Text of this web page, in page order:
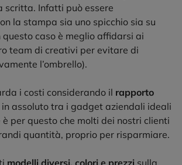
scritta. Infatti può essere
la stampa sia uno spicchio sia su
caso è meglio affidarsi ai
team di creativi per evitare di
l’ombrello).
i costi considerando il rapporto
in assoluto tra i gadget aziendali ideali
per questo che molti dei nostri clienti
quantità, proprio per risparmiare.
modelli diversi, colori e prezzi sulla